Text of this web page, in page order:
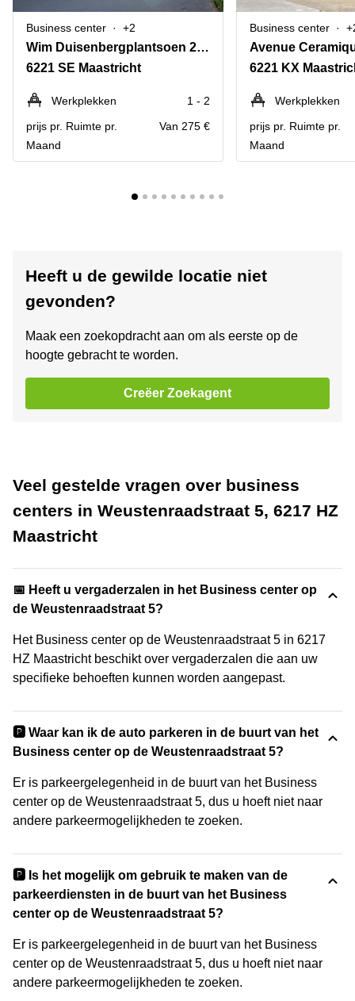
Business center +2
Wim Duisenbergplantsoen 27-31
6221 SE Maastricht
Werkplekken
1 - 2
prijs pr. Ruimte pr.
Maand
Van 275 €
Business center
Avenue
6221 KX
Werkplekken
prijs pr. Ruimte pr.
Maand
Heeft u de gewilde locatie niet
gevonden?
Maak een zoekopdracht aan om als eerste op de
hoogte gebracht te worden.
Creëer Zoekagent
Veel gestelde vragen over business
centers in Weustenraadstraat 5, 6217 HZ
Maastricht
📅 Heeft u vergaderzalen in het Business center op
de Weustenraadstraat 5?
Het Business center op de Weustenraadstraat 5 in 6217
HZ Maastricht beschikt over vergaderzalen die aan uw
specifieke behoeften kunnen worden aangepast.
🅿️ Waar kan ik de auto parkeren in de buurt van het
Business center op de Weustenraadstraat 5?
Er is parkeergelegenheid in de buurt van het Business
center op de Weustenraadstraat 5, dus u hoeft niet naar
andere parkeermogelijkheden te zoeken.
🅿️ Is het mogelijk om gebruik te maken van de
parkeerdiensten in de buurt van het Business
center op de Weustenraadstraat 5?
Er is parkeergelegenheid in de buurt van het Business
center op de Weustenraadstraat 5, dus u hoeft niet naar
andere parkeermogelijkheden te zoeken.